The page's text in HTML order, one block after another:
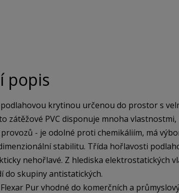
popis
podlahovou krytinou určenou do prostor s
zátěžové PVC disponuje mnoha
- je odolné proti chemikáliím, má
stabilitu. Třída hořlavosti
nehořlavé. Z hlediska elektrostatických
do skupiny antistatických.
Flexar Pur vhodné do komerčních a